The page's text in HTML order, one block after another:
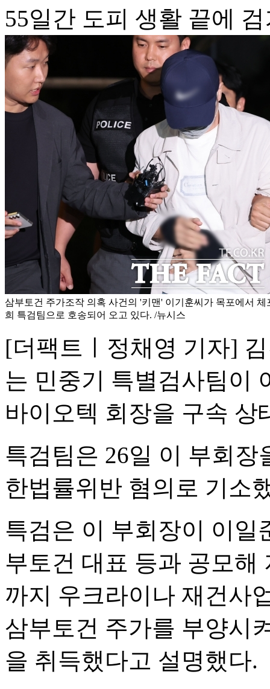
55일간 도피 생활 끝에
삼부토건 주가조작 의혹 사건의 '키맨' 이기훈씨가 목포에서 체
희 특검팀으로 호송되어 오고 있다. /뉴시스
[더팩트ㅣ정채영 기자]
는 민중기 특별검사팀이
바이오텍 회장을 구속 상
특검팀은 26일 이 부회
한법률위반 혐의로 기소
특검은 이 부회장이 이일
부토건 대표 등과 공모해
까지 우크라이나 재건사
삼부토건 주가를 부양시
을 취득했다고 설명했다.